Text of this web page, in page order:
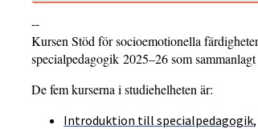
--
Kursen Stöd för socioemotionella
specialpedagogik 2025–26 som
De fem kurserna i studiehelheten är:
Introduktion till specialpedagogik